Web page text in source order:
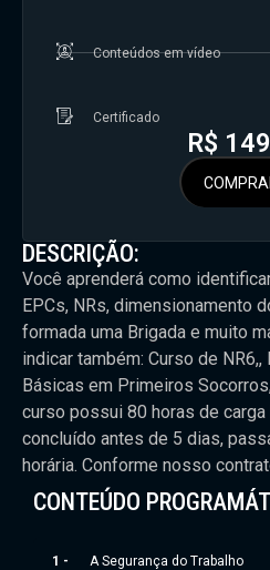
DESCRIÇÃO:
Você aprenderá como
EPCs, NRs, dimensionamento
formada uma Brigada e muito
indicar também: Curso de NR6,,
Básicas em Primeiros
curso possui 80 horas de
concluído antes de 5 dias,
horária. Conforme nosso
CONTEÚDO
1 - A Segurança do Trabalho
Conteúdos em vídeo
Certificado
R$